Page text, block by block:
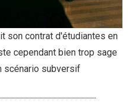
son contrat d'étudiantes en
cependant bien trop sage
scénario subversif